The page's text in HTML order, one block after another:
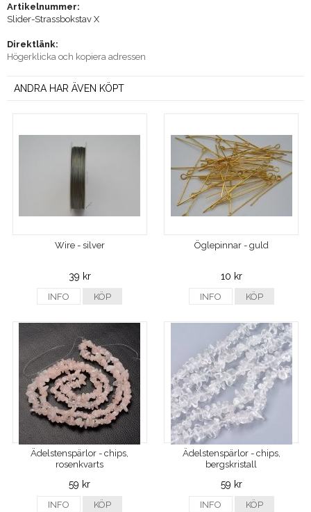
Artikelnummer:
Slider-Strassbokstav X
Direktlänk:
Högerklicka och kopiera adressen
ANDRA HAR ÄVEN KÖPT
Wire - silver
39 kr
INFO KÖP
Öglepinnar - guld
10 kr
INFO KÖP
Ädelstenspärlor - chips,
rosenkvarts
59 kr
INFO KÖP
Ädelstenspärlor - chips,
bergskristall
59 kr
INFO KÖP